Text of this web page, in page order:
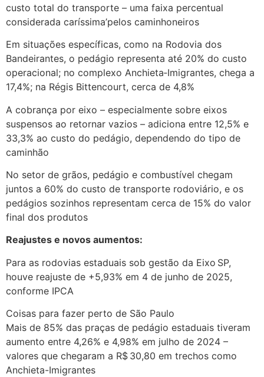
custo total do transporte – uma faixa percentual
considerada caríssima’pelos caminhoneiros
Em situações específicas, como na Rodovia dos
Bandeirantes, o pedágio representa até 20% do custo
operacional; no complexo Anchieta‑Imigrantes, chega a
17,4%; na Régis Bittencourt, cerca de 4,8%
A cobrança por eixo – especialmente sobre eixos
suspensos ao retornar vazios – adiciona entre 12,5% e
33,3% ao custo do pedágio, dependendo do tipo de
caminhão
No setor de grãos, pedágio e combustível chegam
juntos a 60% do custo de transporte rodoviário, e os
pedágios sozinhos representam cerca de 15% do valor
final dos produtos
Reajustes e novos aumentos:
Para as rodovias estaduais sob gestão da Eixo SP,
houve reajuste de +5,93% em 4 de junho de 2025,
conforme IPCA
Coisas para fazer perto de São Paulo
Mais de 85% das praças de pedágio estaduais tiveram
aumento entre 4,26% e 4,98% em julho de 2024 –
valores que chegaram a R$ 30,80 em trechos como
Anchieta-Imigrantes